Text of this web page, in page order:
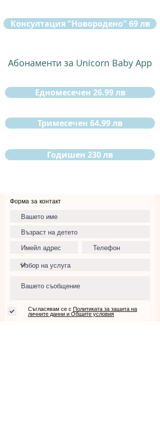
Консултация "Новородено" 69 лв
Абонаменти за Unicorn Baby App
Едномесечен 26.99 лв
Тримесечен 64.99 лв
Годишен 230 лв
Форма за контакт
Съгласявам се с Политиката за защита на
личните данни и Общите условия